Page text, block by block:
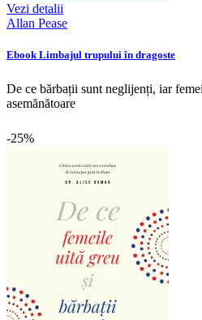
Vezi detalii
Allan Pease
Ebook Limbajul trupului în dragoste
De ce bărbații sunt neglijenți, iar
asemănătoare
-25%